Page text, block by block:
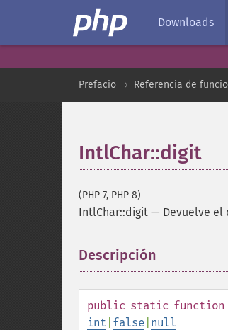
Downloads
Prefacio Referencia de
IntlChar::digit
(PHP 7, PHP 8)
IntlChar::digit — Devuelve el
Descripción
public static function
int false null